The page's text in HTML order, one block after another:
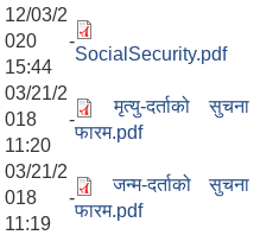
12/03/2
020 -
15:44
SocialSecurity.pdf
03/21/2
018 -
11:20
मृत्यु-दर्ताको सुचना
फारम.pdf
03/21/2
018 -
11:19
जन्म-दर्ताको सुचना
फारम.pdf